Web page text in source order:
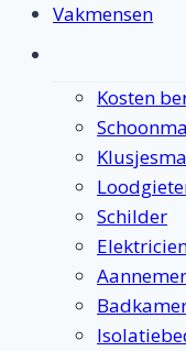
Vakmensen
Kosten
Schilder
Aannemer